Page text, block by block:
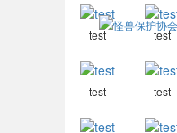
test test
test test